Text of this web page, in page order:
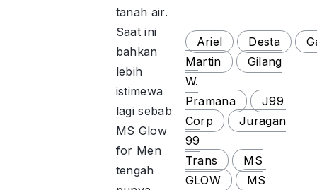
tanah air.
Saat ini
bahkan
lebih
istimewa
lagi sebab
MS Glow
for Men
tengah
Ariel Desta
Martin
Gilang
W.
Pramana
J99
Corp
Juragan
99
Trans
MS
GLOW
MS